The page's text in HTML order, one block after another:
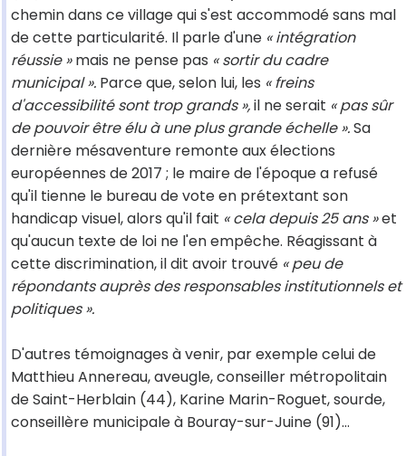
chemin dans ce village qui s'est accommodé sans mal
de cette particularité. Il parle d'une « intégration
réussie »mais ne pense pas « sortir du cadre
municipal ». Parce que, selon lui, les « freins
d'accessibilité sont trop grands »,il ne serait « pas sûr
de pouvoir être élu à une plus grande échelle ».Sa
dernière mésaventure remonte aux élections
européennes de 2017 ; le maire de l'époque a refusé
qu'il tienne le bureau de vote en prétextant son
handicap visuel, alors qu'il fait « cela depuis 25 ans »et
qu'aucun texte de loi ne l'en empêche. Réagissant à
cette discrimination, il dit avoir trouvé « peu de
répondants auprès des responsables institutionnels et
politiques ».
D'autres témoignages à venir, par exemple celui de
Matthieu Annereau, aveugle, conseiller métropolitain
de Saint-Herblain (44), Karine Marin-Roguet, sourde,
conseillère municipale à Bouray-sur-Juine (91)…